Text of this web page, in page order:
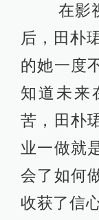
在影视
后，田朴
的她一度
知道未来
苦，田朴
业一做就
会了如何
收获了信